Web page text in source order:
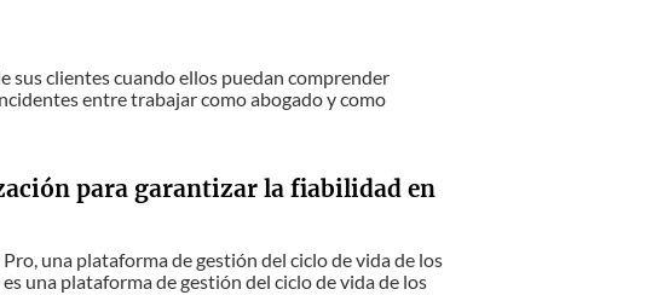
sus clientes cuando ellos puedan comprender
entre trabajar como abogado y como
para garantizar la fiabilidad en
una plataforma de gestión del ciclo de vida de los
una plataforma de gestión del ciclo de vida de los